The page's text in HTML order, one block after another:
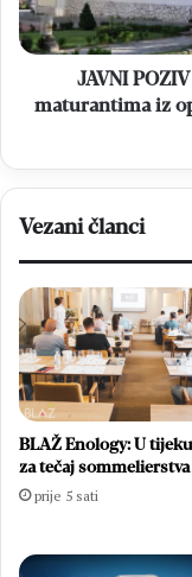
općine
Čitluk
školsku
JAVNI
maturantima iz
Vezani članci
BLAŽ Enology: U
za tečaj sommelierstva
prije 5 sati